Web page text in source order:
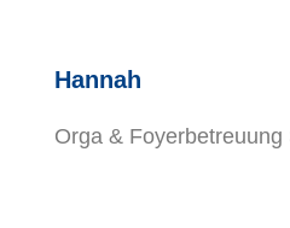
Hannah
Orga &